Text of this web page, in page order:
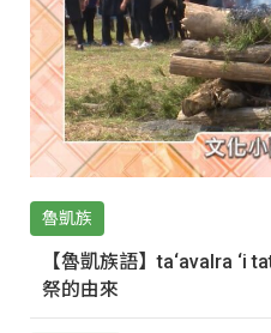
魯凱族
【魯凱族語】ta‘avalra ‘i
祭的由來